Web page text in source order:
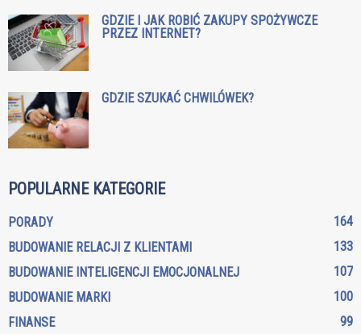
GDZIE I JAK ROBIĆ ZAKUPY SPOŻYWCZE
PRZEZ INTERNET?
GDZIE SZUKAĆ CHWILÓWEK?
POPULARNE KATEGORIE
PORADY
164
BUDOWANIE RELACJI Z KLIENTAMI
133
BUDOWANIE INTELIGENCJI EMOCJONALNEJ
107
BUDOWANIE MARKI
100
FINANSE
99